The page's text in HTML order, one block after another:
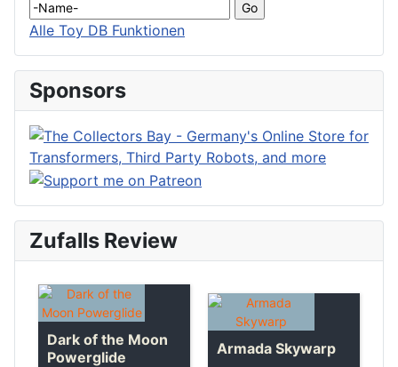
Alle Toy DB Funktionen
Sponsors
Zufalls Review
Dark of the Moon
Powerglide
Armada Skywarp